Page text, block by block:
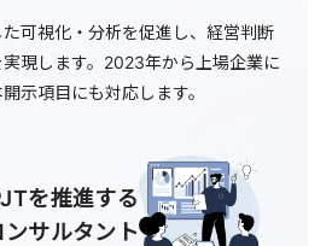
可視化・分析を促進し、経営判断
現します。2023年から上場企業に
示項目にも対応します。
を推進する
サルタント